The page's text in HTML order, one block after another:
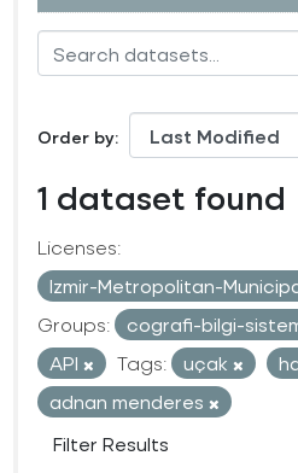
Order by
1 dataset found
Licenses:
Izmir-Metropolitan-
Groups:
cografi-bilgi-
API
Tags: uçak
adnan menderes
Filter Results